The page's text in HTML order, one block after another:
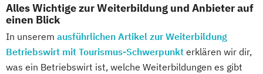
Alles Wichtige zur Weiterbildung und Anbieter auf
einen Blick
In unserem ausführlichen Artikel zur Weiterbildung
Betriebswirt mit Tourismus-Schwerpunkt erklären wir dir,
was ein Betriebswirt ist, welche Weiterbildungen es gibt